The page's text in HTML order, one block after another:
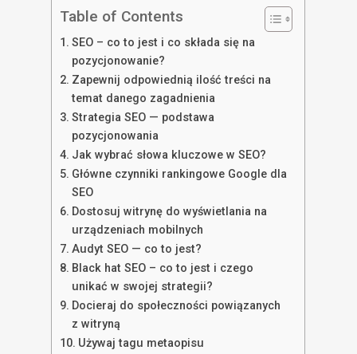
Table of Contents
SEO – co to jest i co składa się na
pozycjonowanie?
Zapewnij odpowiednią ilość treści na
temat danego zagadnienia
Strategia SEO — podstawa
pozycjonowania
Jak wybrać słowa kluczowe w SEO?
Główne czynniki rankingowe Google dla
SEO
Dostosuj witrynę do wyświetlania na
urządzeniach mobilnych
Audyt SEO — co to jest?
Black hat SEO – co to jest i czego
unikać w swojej strategii?
Docieraj do społeczności powiązanych
z witryną
Używaj tagu metaopisu